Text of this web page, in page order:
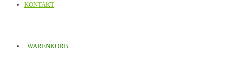
KONTAKT
WARENKORB